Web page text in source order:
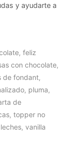
y ayudarte a
feliz
con chocolate
de fondant
pluma
de
topper no
vanilla